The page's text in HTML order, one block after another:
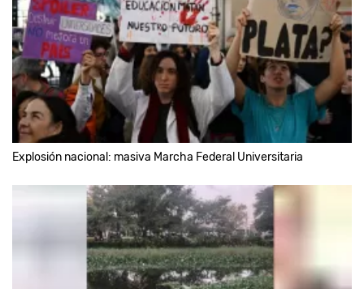
Explosión nacional: masiva Marcha Federal Universitaria